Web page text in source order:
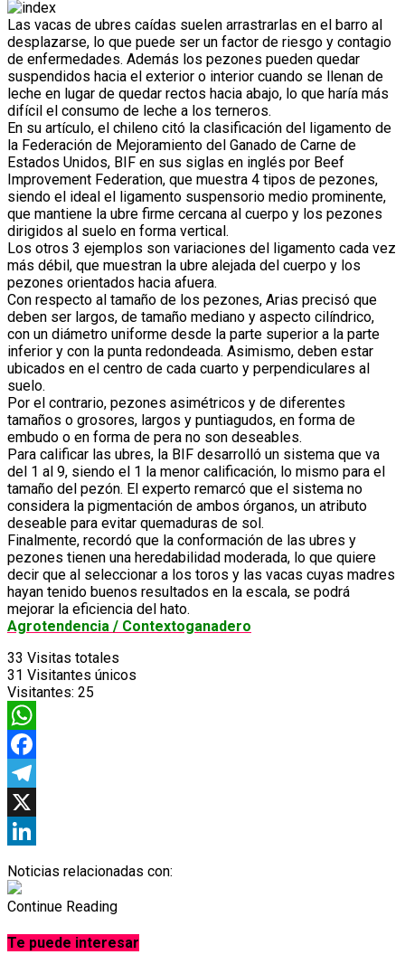
Las vacas de ubres caídas suelen arrastrarlas en el barro al
desplazarse, lo que puede ser un factor de riesgo y contagio
de enfermedades. Además los pezones pueden quedar
suspendidos hacia el exterior o interior cuando se llenan de
leche en lugar de quedar rectos hacia abajo, lo que haría más
difícil el consumo de leche a los terneros.
En su artículo, el chileno citó la clasificación del ligamento de
la Federación de Mejoramiento del Ganado de Carne de
Estados Unidos, BIF en sus siglas en inglés por Beef
Improvement Federation, que muestra 4 tipos de pezones,
siendo el ideal el ligamento suspensorio medio prominente,
que mantiene la ubre firme cercana al cuerpo y los pezones
dirigidos al suelo en forma vertical.
Los otros 3 ejemplos son variaciones del ligamento cada vez
más débil, que muestran la ubre alejada del cuerpo y los
pezones orientados hacia afuera.
Con respecto al tamaño de los pezones, Arias precisó que
deben ser largos, de tamaño mediano y aspecto cilíndrico,
con un diámetro uniforme desde la parte superior a la parte
inferior y con la punta redondeada. Asimismo, deben estar
ubicados en el centro de cada cuarto y perpendiculares al
suelo.
Por el contrario, pezones asimétricos y de diferentes
tamaños o grosores, largos y puntiagudos, en forma de
embudo o en forma de pera no son deseables.
Para calificar las ubres, la BIF desarrolló un sistema que va
del 1 al 9, siendo el 1 la menor calificación, lo mismo para el
tamaño del pezón. El experto remarcó que el sistema no
considera la pigmentación de ambos órganos, un atributo
deseable para evitar quemaduras de sol.
Finalmente, recordó que la conformación de las ubres y
pezones tienen una heredabilidad moderada, lo que quiere
decir que al seleccionar a los toros y las vacas cuyas madres
hayan tenido buenos resultados en la escala, se podrá
mejorar la eficiencia del hato.
Agrotendencia / Contextoganadero
33 Visitas totales
31 Visitantes únicos
Visitantes: 25
WhatsApp
Facebook
Telegram
X
Noticias relacionadas con:
Continue Reading
Te puede interesar